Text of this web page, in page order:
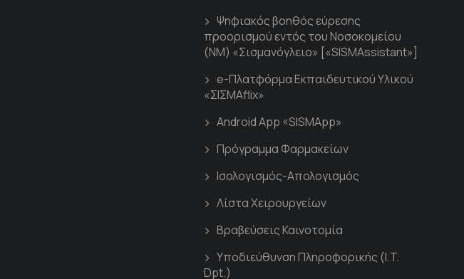
Ψηφιακός βοηθός εύρεσης
προορισμού εντός του Νοσοκομείου
(ΝΜ) «Σισμανόγλειο» [«SISMAssistant»]
e-Πλατφόρμα Εκπαιδευτικού Υλικού
«ΣΙΣΜΑflix»
Android App «SISMApp»
Πρόγραμμα Φαρμακείων
Ισολογισμός-Απολογισμός
Λίστα Χειρουργείων
Βραβεύσεις Καινοτομία
Υποδιεύθυνση Πληροφορικής (I.T.
Dpt.)